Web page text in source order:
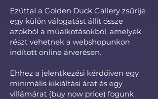
Ezúttal a Golden Duck Gallery zsűrije
egy külön válogatást állít össze
azokból a műalkotásokból, amelyek
részt vehetnek a webshopunkon
indított online árverésen.
Ehhez a jelentkezési kérdőíven egy
minimális kikiáltási árat és egy
villámárat (buy now price) fogunk